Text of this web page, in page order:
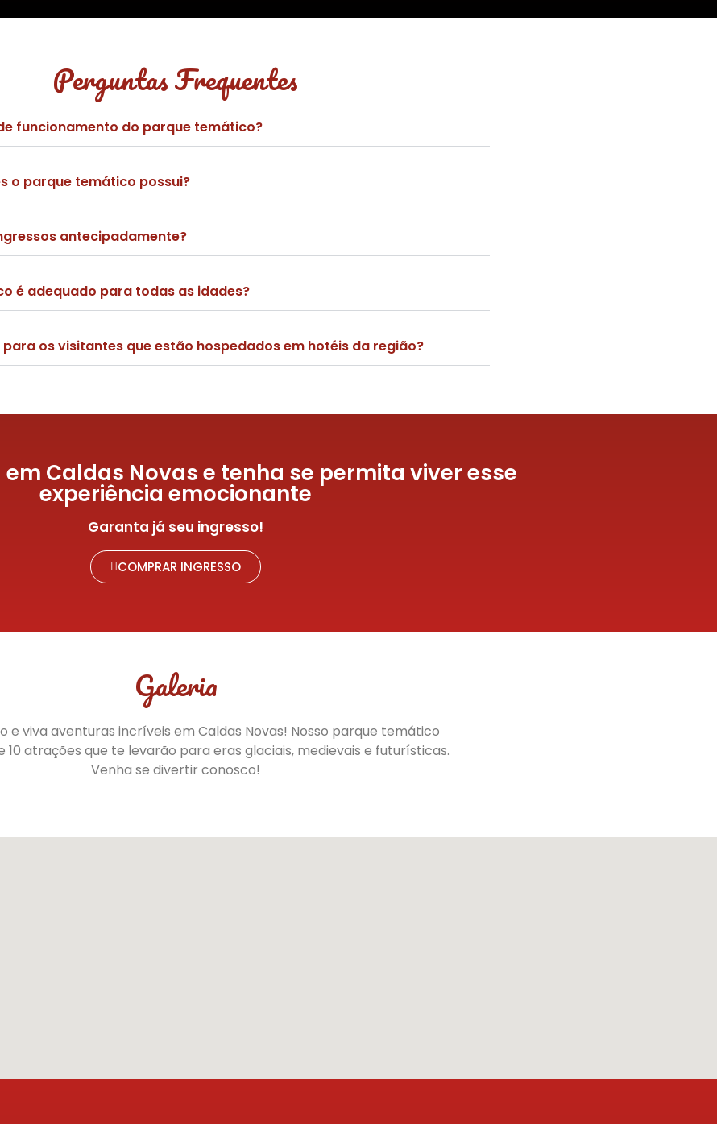
Perguntas Frequentes
funcionamento do parque temático?
o parque temático possui?
antecipadamente?
é adequado para todas as idades?
os visitantes que estão hospedados em hotéis da região?
em Caldas Novas e tenha se permita viver esse
experiência emocionante
Garanta já seu ingresso!
COMPRAR INGRESSO
Galeria
e viva aventuras incríveis em Caldas Novas! Nosso parque temático
10 atrações que te levarão para eras glaciais, medievais e futurísticas.
Venha se divertir conosco!